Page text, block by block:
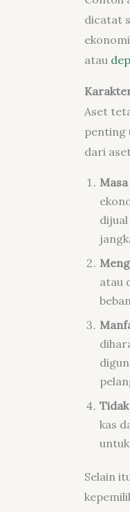
dicatat
atau
Aset
penting
dari
atau
kas
Selain